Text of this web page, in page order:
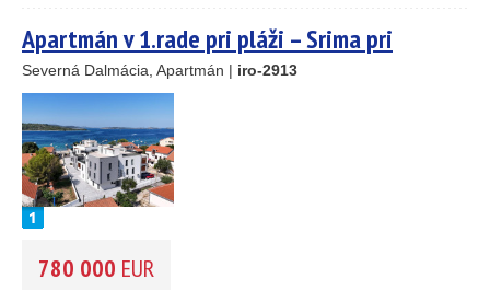
Apartmán v 1.rade pri pláži – Srima pri
Vodiciach
Severná Dalmácia, Apartmán | iro-2913
780 000 EUR